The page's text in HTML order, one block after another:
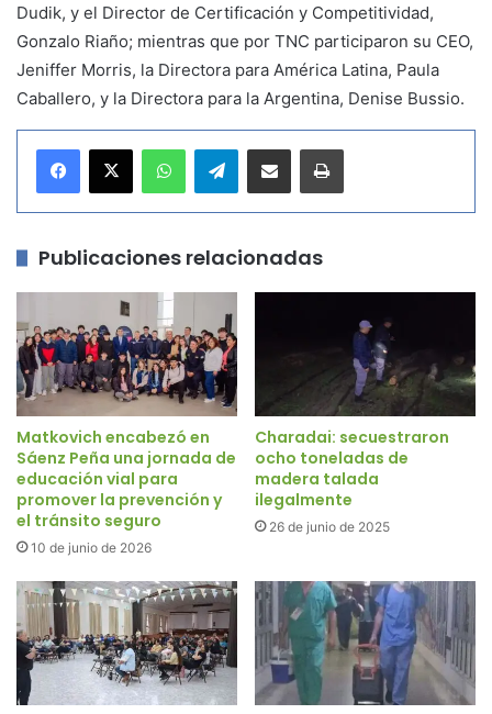
Dudik, y el Director de Certificación y Competitividad,
Gonzalo Riaño; mientras que por TNC participaron su CEO,
Jeniffer Morris, la Directora para América Latina, Paula
Caballero, y la Directora para la Argentina, Denise Bussio.
Telegram
Publicaciones relacionadas
Matkovich encabezó en
Sáenz Peña una jornada de
educación vial para
promover la prevención y
el tránsito seguro
10 de junio de 2026
Charadai: secuestraron
ocho toneladas de
madera talada
ilegalmente
26 de junio de 2025